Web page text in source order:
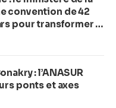
convention de 42
pour transformer la
balnéaire
: l’ANASUR
ponts et axes